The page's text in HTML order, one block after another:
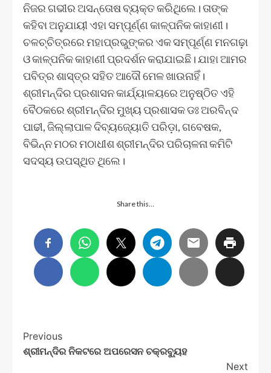
ନିଜର ଗଭୀର ଅସନ୍ତୋଷ ବ୍ୟକ୍ତ କରିଥିଲେ। ତାଙ୍କ
କହିବା ଅନୁଯାୟୀ ଏହା ସମ୍ପୂର୍ଣ୍ଣ କାଳ୍ପନିକ କାହାଣୀ।
ଚଳଚ୍ଚିତ୍ରରେ ମହାପ୍ରଭୁଙ୍କର ଏକ ସମ୍ପୂର୍ଣ୍ଣ ମନଗଢ଼ା
ଓ କାଳ୍ପନିକ କାହାଣୀ ପ୍ରଦର୍ଶନ କରାଯାଇଛି। ଯାହା ଆମର
ପବିତ୍ର ଶାସ୍ତ୍ର ସହିତ ଆଦୌ ମେଳ ଖାଉନାହିଁ।
ଶ୍ରୀମନ୍ଦିର ପ୍ରଶାସନ କାର୍ଯ୍ୟାଳୟରେ ଅନୁଷ୍ଠିତ ଏହି
ବୈଠକରେ ଶ୍ରୀମନ୍ଦିର ମୁଖ୍ୟ ପ୍ରଶାସକ ଡଃ ଅରବିନ୍ଦ
ପାଢୀ, ଜିଲ୍ଲାପାଳ ଦିବ୍ୟଜ୍ୟୋତି ପରିଡ଼ା, ଗବେଷକ,
ବିଭିନ୍ନ ମଠର ମଠାଧୀଶ ଶ୍ରୀମନ୍ଦିର ପରିଚାଳନା କମିଟି
ସଦସ୍ୟ ଉପସ୍ଥିତ ଥିଲେ।
Share this…
Post
Navigation
Previous
ଶ୍ରୀମନ୍ଦିର ନିକଟରେ ଅପରେସନ ଚକ୍ରବ୍ୟୁହ
Next